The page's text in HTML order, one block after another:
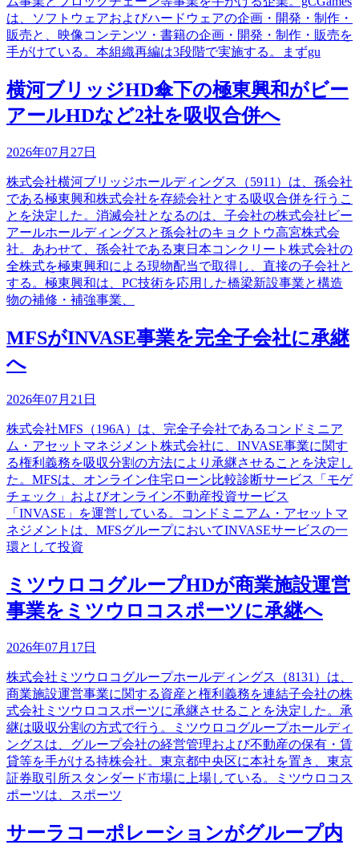
は、ソフトウェアおよびハードウェアの企画・開発・制作・
販売と、映像コンテンツ・書籍の企画・開発・制作・販売を
手がけている。本組織再編は3段階で実施する。まずgu
横河ブリッジHD傘下の極東興和がビー
アールHDなど2社を吸収合併へ
2026年07月27日
株式会社横河ブリッジホールディングス（5911）は、孫会社
である極東興和株式会社を存続会社とする吸収合併を行うこ
とを決定した。消滅会社となるのは、子会社の株式会社ビー
アールホールディングスと孫会社のキョクトウ高宮株式会
社。あわせて、孫会社である東日本コンクリート株式会社の
全株式を極東興和による現物配当で取得し、直接の子会社と
する。極東興和は、PC技術を応用した橋梁新設事業と構造
物の補修・補強事業、
MFSがINVASE事業を完全子会社に承継
へ
2026年07月21日
株式会社MFS（196A）は、完全子会社であるコンドミニア
ム・アセットマネジメント株式会社に、INVASE事業に関す
る権利義務を吸収分割の方法により承継させることを決定し
た。MFSは、オンライン住宅ローン比較診断サービス「モゲ
チェック」およびオンライン不動産投資サービス
「INVASE」を運営している。コンドミニアム・アセットマ
ネジメントは、MFSグループにおいてINVASEサービスの一
環として投資
ミツウロコグループHDが商業施設運営
事業をミツウロコスポーツに承継へ
2026年07月17日
株式会社ミツウロコグループホールディングス（8131）は、
商業施設運営事業に関する資産と権利義務を連結子会社の株
式会社ミツウロコスポーツに承継させることを決定した。承
継は吸収分割の方式で行う。ミツウロコグループホールディ
ングスは、グループ会社の経営管理および不動産の保有・賃
貸等を手がける持株会社。東京都中央区に本社を置き、東京
証券取引所スタンダード市場に上場している。ミツウロコス
ポーツは、スポーツ
サーラコーポレーションがグループ内